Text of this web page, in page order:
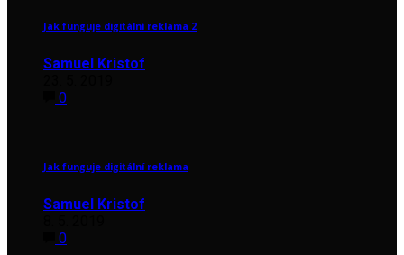
Jak funguje digitální reklama 2
Samuel Kristof
0
Jak funguje digitální reklama
Samuel Kristof
0